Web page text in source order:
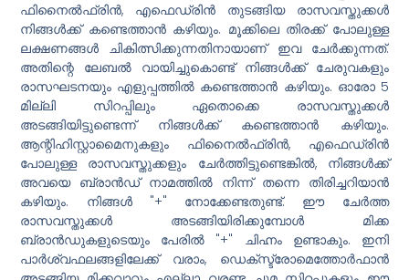
ഫിനൈൽഫ്രിൻ, എഫെഡ്രിൻ തുടങ്ങിയ രാസവസ്തുക്കൾ
നിങ്ങൾക്ക് കണ്ടെത്താൻ കഴിയും. മൂക്കിലെ തിരക്ക് പോലുള്ള
ലക്ഷണങ്ങൾ ചികിത്സിക്കുന്നതിനായാണ് ഇവ ചേർക്കുന്നത്.
അതിന്റെ ലേബൽ വായിച്ചുകൊണ്ട് നിങ്ങൾക്ക് ചേരുവകളും
രാസഘടനയും എളുപ്പത്തിൽ കണ്ടെത്താൻ കഴിയും. ഓരോ 5
മില്ലി സിറപ്പിലും ഏതൊക്കെ രാസവസ്തുക്കൾ
അടങ്ങിയിട്ടുണ്ടെന്ന് നിങ്ങൾക്ക് കണ്ടെത്താൻ കഴിയും.
ആന്റിഹിസ്റ്റാമൈനുകളും ഫിനൈൽഫ്രിൻ, എഫെഡ്രിൻ
പോലുള്ള രാസവസ്തുക്കളും ചേർത്തിട്ടുണ്ടെങ്കിൽ, നിങ്ങൾക്ക്
അവയെ ബ്രാൻഡ് നാമത്തിൽ നിന്ന് തന്നെ തിരിച്ചറിയാൻ
കഴിയും. നിങ്ങൾ "+" നോക്കേണ്ടതുണ്ട്. ഈ ചേർത്ത
രാസവസ്തുക്കൾ അടങ്ങിയിരിക്കുമ്പോൾ മിക്ക
ബ്രാൻഡുകളുടെയും പേരിൽ "+" ചിഹ്നം ഉണ്ടാകും. ഇനി
പാർശ്വഫലങ്ങളിലേക്ക് വരാം, ഡെക്സ്ട്രോമെത്തോർഫാൻ